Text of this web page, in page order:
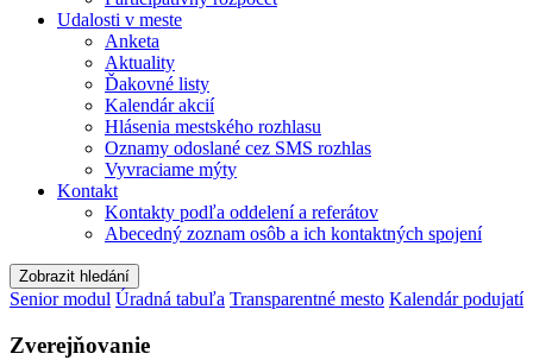
Udalosti v meste
Anketa
Aktuality
Ďakovné listy
Kalendár akcií
Hlásenia mestského rozhlasu
Oznamy odoslané cez SMS rozhlas
Vyvraciame mýty
Kontakt
Kontakty podľa oddelení a referátov
Abecedný zoznam osôb a ich kontaktných spojení
Zobrazit hledání
Senior modul Úradná tabuľa Transparentné mesto Kalendár podujatí
Zverejňovanie